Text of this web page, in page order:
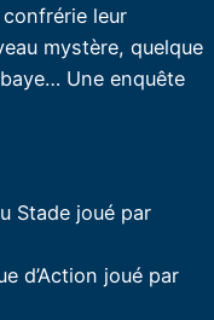
leur
mystère, quelque
Une enquête
Stade joué par
d’Action joué par